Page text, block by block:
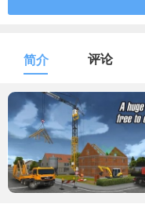
1百+款手游
体育竞速
1百+款手游
音乐舞蹈
1百+款手游
简介 评论